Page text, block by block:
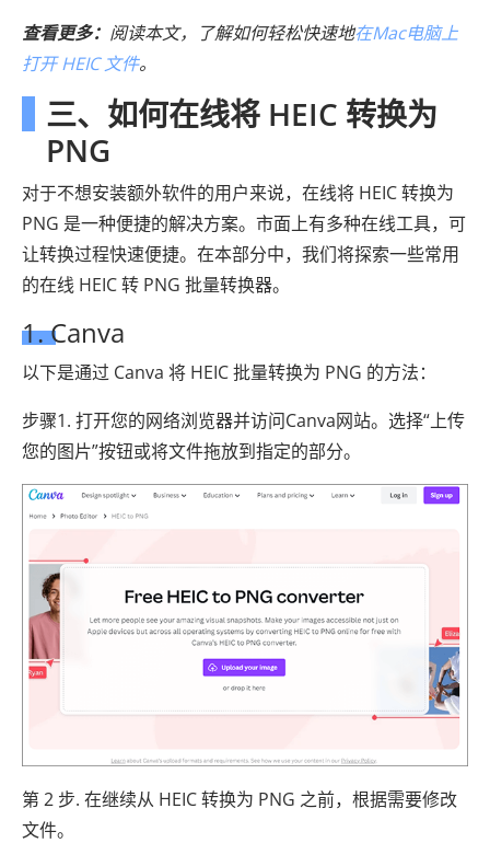
查看更多： 阅读本文，了解如何轻松快速地在Mac电脑上
打开 HEIC 文件。
三、如何在线将 HEIC 转换为
PNG
对于不想安装额外软件的用户来说，在线将 HEIC 转换为
PNG 是一种便捷的解决方案。市面上有多种在线工具，可
让转换过程快速便捷。在本部分中，我们将探索一些常用
的在线 HEIC 转 PNG 批量转换器。
1. Canva
以下是通过 Canva 将 HEIC 批量转换为 PNG 的方法：
步骤1. 打开您的网络浏览器并访问Canva网站。选择“上传
您的图片”按钮或将文件拖放到指定的部分。
第 2 步. 在继续从 HEIC 转换为 PNG 之前，根据需要修改
文件。